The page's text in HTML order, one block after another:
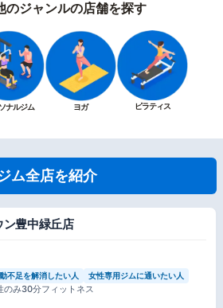
のジャンルの店舗を探す
ナルジム ヨガ ピラティス
ム全店を紹介
ン豊中緑丘店
不足を解消したい人 女性専用ジムに通いたい人
のみ30分フィットネス